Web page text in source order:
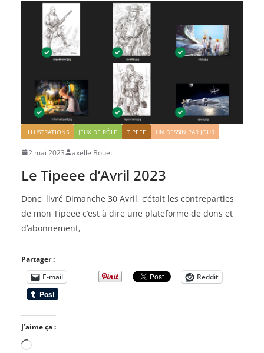
ILLUSTRATIONS JEUX DE RÔLE TIPEEE UN DESSIN PAR JOUR
2 mai 2023 axelle Bouet
Le Tipeee d’Avril 2023
Donc, livré Dimanche 30 Avril, c’était les contreparties
de mon Tipeee c’est à dire une plateforme de dons et
d’abonnement,
Partager :
E-mail
Reddit
J’aime ça :
Chargement…